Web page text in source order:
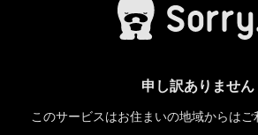
申し訳ありません
このサービスはお住まいの地域からはご